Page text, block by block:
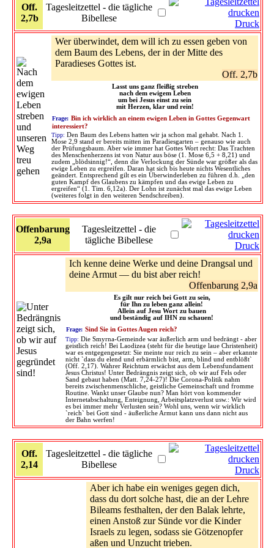
Off.
2,7b
Tagesleitzettel - die tägliche
Bibellese
Druck
Wer überwindet, dem will ich zu essen geben von
dem Baum des Lebens, der in der Mitte des
Paradieses Gottes ist.
Off. 2,7b
Lasst uns ganz fleißig streben
nach dem ewigem Leben
um bei Jesus einst zu sein
mit Herzen, klar und rein!
Frage: Bin ich wirklich an einem ewigen Leben in Gottes Gegenwart
interessiert?
Tipp: Den Baum des Lebens hatten wir ja schon mal gehabt. Nach 1.
Mose 2,9 stand er bereits mitten im Paradiesgarten – genauso wie auch
der Prüfungsbaum. Aber wie immer hat Gottes Wort recht: Das Trachten
des Menschenherzens ist von Natur aus böse (1. Mose 6,5 + 8,21) und
zudem „blödsinnig!“, denn die Verlockung der Sünde war größer als das
ewige Leben zu ergreifen. Daran hat sich bis heute nichts Wesentliches
geändert. Entsprechend gilt es ein Überwinderleben zu führen d.h. „den
guten Kampf des Glaubens zu kämpfen und das ewige Leben zu
ergreifen“ (1. Tim. 6,12a). Der Lohn ist zunächst mal das ewige Leben
(weiteres folgt in den weiteren Sendschreiben).
Offenbarung
2,9a
Tagesleitzettel - die
tägliche Bibellese
Druck
Ich kenne deine Werke und deine Drangsal und
deine Armut — du bist aber reich!
Offenbarung 2,9a
Es gilt nur reich bei Gott zu sein,
für Ihn zu leben ganz allein!
Allein auf Jesu Wort zu bauen
und beständig auf IHN zu schauen!
Frage: Sind Sie in Gottes Augen reich?
Tipp: Die Smyrna-Gemeinde war äußerlich arm und bedrängt - aber
geistlich reich! Bei Laodizea (steht für die heutige laue Christenheit)
war es entgegengesetzt: Sie meinte nur reich zu sein – aber erkannte
nicht `dass du elend und erbärmlich bist, arm, blind und entblößt`
(Off. 2,17). Wahrer Reichtum erwächst aus dem Lebensfundament
Jesus Christus! Unter Bedrängnis zeigt sich, ob wir auf Fels oder
Sand gebaut haben (Matt. 7,24-27)! Die Corona-Politik nahm
bereits zwischenmenschliche, geistliche Gemeinschaft und fromme
Routine. Wankt unser Glaube nun? Man hört von kommender
Internetabschaltung, Enteignung, Arbeitsplatzverlust usw.: Wir wird
es bei immer mehr Verlusten sein? Wohl uns, wenn wir wirklich
`reich` bei Gott sind - äußerliche Armut kann uns dann nicht aus
der Bahn werfen!
Off.
2,14
Tagesleitzettel - die tägliche
Bibellese
Druck
Aber ich habe ein weniges gegen dich,
dass du dort solche hast, die an der Lehre
Bileams festhalten, der den Balak lehrte,
einen Anstoß zur Sünde vor die Kinder
Israels zu legen, sodass sie Götzenopfer
aßen und Unzucht trieben.